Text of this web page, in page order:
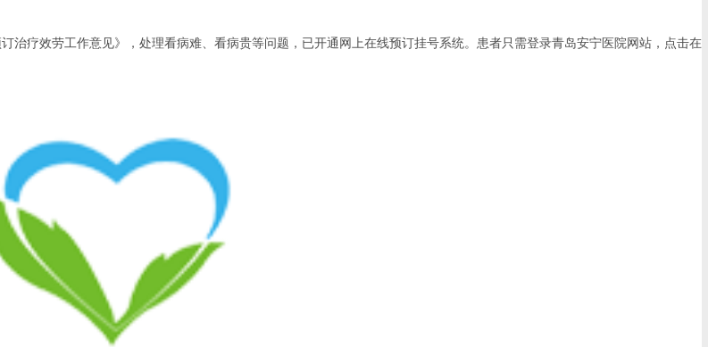
疗效劳工作意见》，处理看病难、看病贵等问题，已开通网上在线预订挂号系统。患者只需登录青岛安宁医院网站，点击在